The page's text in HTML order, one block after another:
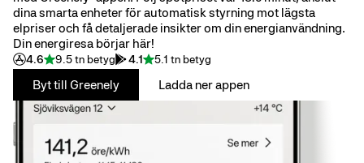
dina smarta enheter för automatisk styrning mot lägsta
elpriser och få detaljerade insikter om din energianvändning.
Din energiresa börjar här!
4.6 9.5 tn betyg 4.1 5.1 tn betyg
Byt till Greenely Ladda ner appen